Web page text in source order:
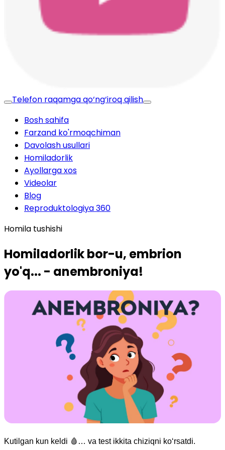
Telefon raqamga qo‘ng‘iroq qilish
Bosh sahifa
Farzand ko'rmoqchiman
Davolash usullari
Homiladorlik
Ayollarga xos
Videolar
Blog
Reproduktologiya 360
Homila tushishi
Homiladorlik bor-u, embrion
yo'q... - anembroniya!
Kutilgan kun keldi 🩸 … va test ikkita chiziqni ko‘rsatdi.